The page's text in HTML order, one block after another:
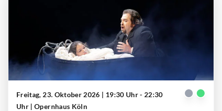
Freitag, 23. Oktober 2026 | 19:30 Uhr - 22:30
Uhr | Opernhaus Köln